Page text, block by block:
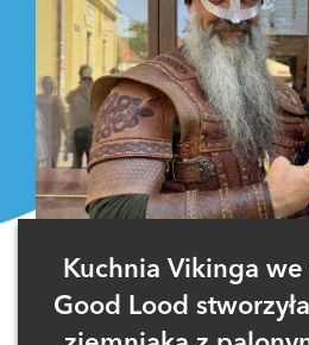
Kuchnia Vikinga we
Good Lood